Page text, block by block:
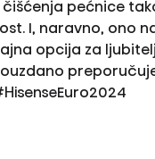
čišćenja pećnice
I, naravno, ono
opcija za